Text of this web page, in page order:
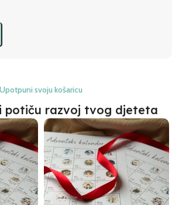
Upotpuni svoju košaricu
potiču razvoj tvog djeteta